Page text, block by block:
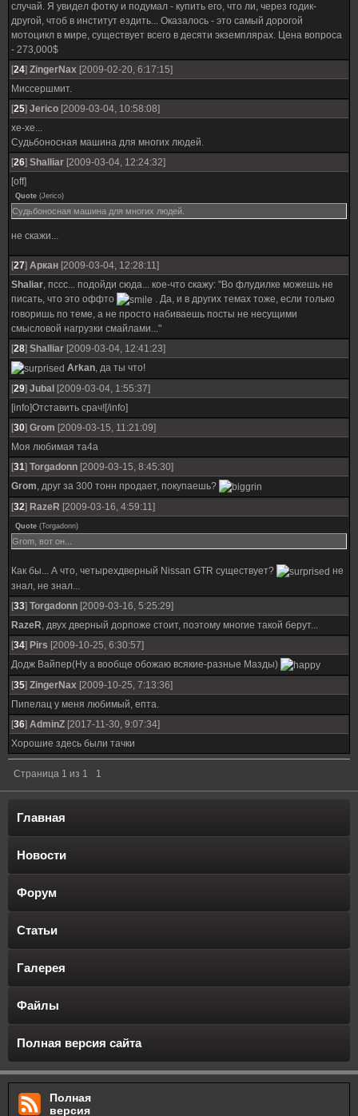
случай. Я увидел фотку и подумал - купить его, что ли, через годик-
другой, чтоб в институт ездить... Оказалось - это самый дорогой
мотоцикл в мире, существует всего в десяти экземплярах. Цена вопроса
- 273,000$
[24] ZingerNax [2009-02-20, 6:17:15]
Миссершмит.
[25] Jerico [2009-03-04, 10:58:08]
хе-хе...
Судьбоносная машина для многих людей.
[26] Shalliar [2009-03-04, 12:24:32]
[off]
Quote (Jerico)
Судьбоносная машина для многих людей.
не скажи...
[27] Аркан [2009-03-04, 12:28:11]
Shaliar, пссс... подойди сюда... кое-что скажу: "Во флудилке можешь не
писать, что это оффто
. Да, и в других темах тоже, если только
говоришь по теме, а не просто набиваешь посты не несущими
смысловой нагрузки смайлами..."
[28] Shalliar [2009-03-04, 12:41:23]
Arkan, да ты что!
[29] Jubal [2009-03-04, 1:55:37]
[info]Отставить срач![/info]
[30] Grom [2009-03-15, 11:21:09]
Моя любимая та4а
[31] Torgadonn [2009-03-15, 8:45:30]
Grom, друг за 300 тонн продает, покупаешь?
[32] RazeR [2009-03-16, 4:59:11]
Quote (Torgadonn)
Grom, вот он...
Как бы... А что, четырехдверный Nissan GTR существует?
не
знал, не знал...
[33] Torgadonn [2009-03-16, 5:25:29]
RazeR, двух дверный дорпоже стоит, поэтому многие такой берут...
[34] Pirs [2009-10-25, 6:30:57]
Додж Вайпер(Ну а вообще обожаю всякие-разные Мазды)
[35] ZingerNax [2009-10-25, 7:13:36]
Пипелац у меня любимый, епта.
[36] AdminZ [2017-11-30, 9:07:34]
Хорошие здесь были тачки
Страница 1 из 1 1
Главная
Новости
Форум
Статьи
Галерея
Файлы
Полная версия сайта
Полная
версия